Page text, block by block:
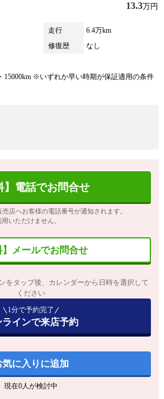
13.3万円
走行
6.4万km
修復歴
なし
15000km ※いずれか早い時期が保証適用の条件
】電話でお問合せ
店へお客様の電話番号が通知されます。
いただけません。
】メールでお問合せ
をタップ後、カレンダーから日時を選択して
ください
1分で予約完了
ラインで来店予約
気に入りに追加
現在0人が検討中